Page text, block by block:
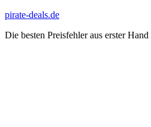
Zum
springen
pirate-deals.de
Die besten Preisfehler aus erster Hand